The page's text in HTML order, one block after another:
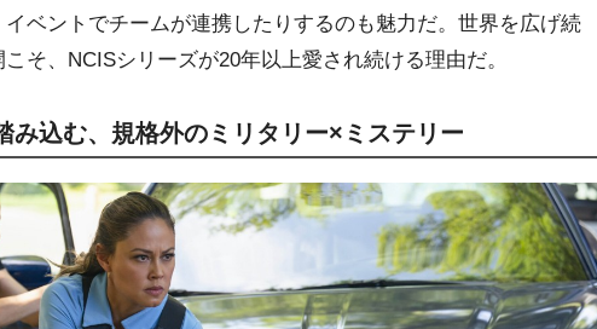
イベントでチームが連携したりするのも魅力だ。世界を広げ続
そ、NCISシリーズが20年以上愛され続ける理由だ。
み込む、規格外のミリタリー×ミステリー